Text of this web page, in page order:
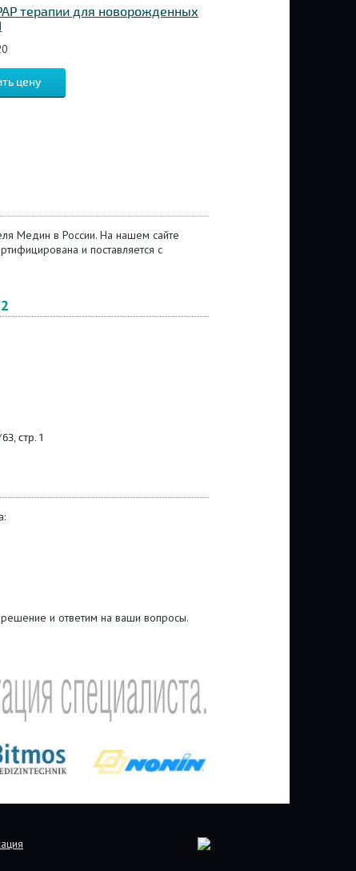
терапии для новорожденных
цену
Медин в России. На нашем сайте
и поставляется с
стр. 1
и ответим на ваши вопросы.